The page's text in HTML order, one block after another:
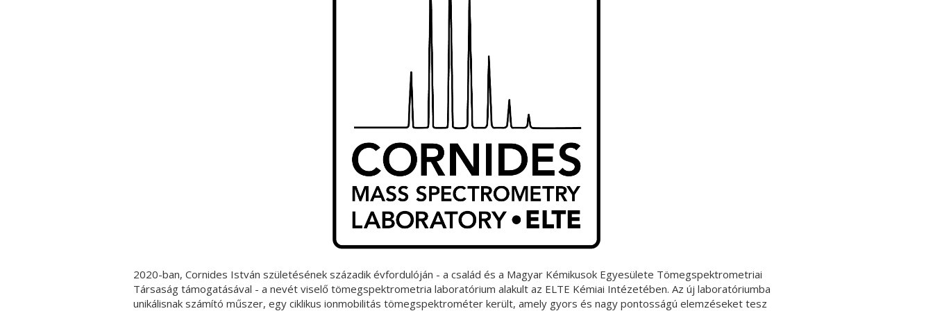
2020-ban, Cornides István születésének századik évfordulóján - a család és a Magyar Kémikusok Egyesülete Tömegspektrometriai
Társaság támogatásával - a nevét viselő tömegspektrometria laboratórium alakult az ELTE Kémiai Intézetében. Az új laboratóriumba
unikálisnak számító műszer, egy ciklikus ionmobilitás tömegspektrométer került, amely gyors és nagy pontosságú elemzéseket tesz